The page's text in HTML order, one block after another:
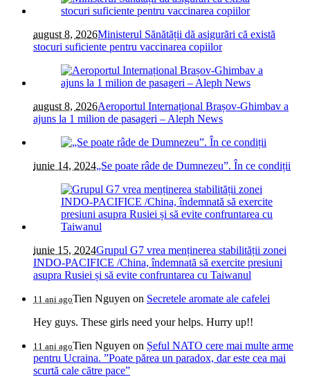
august 8, 2026Ministerul Sănătății dă asigurări că există
stocuri suficiente pentru vaccinarea copiilor
august 8, 2026Aeroportul Internațional Brașov-Ghimbav a
ajuns la 1 milion de pasageri – Aleph News
iunie 14, 2024„Se poate râde de Dumnezeu”. În ce condiții
iunie 15, 2024Grupul G7 vrea menținerea stabilității zonei
INDO-PACIFICE /China, îndemnată să exercite presiuni
asupra Rusiei și să evite confruntarea cu Taiwanul
11 ani agoTien Nguyen on Secretele aromate ale cafelei
Hey guys. These girls need your helps. Hurry up!!
11 ani agoTien Nguyen on Șeful NATO cere mai multe arme
pentru Ucraina. ”Poate părea un paradox, dar este cea mai
scurtă cale către pace”